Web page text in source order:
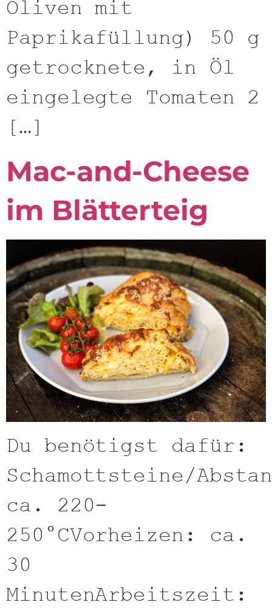
Oliven mit
Paprikafüllung) 50 g
getrocknete, in Öl
eingelegte Tomaten 2
[…]
Mac-and-Cheese
im Blätterteig
Du benötigst dafür:
Schamottsteine/
ca. 220-
250°CVorheizen: ca.
30
MinutenArbeitszeit: